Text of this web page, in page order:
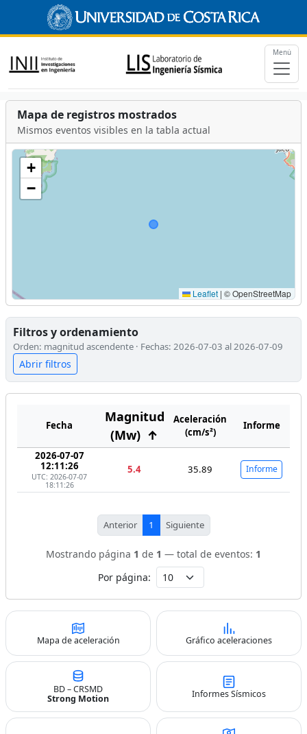
Menú
Mapa de registros mostrados
Mismos eventos visibles en la tabla actual
+
−
Leaflet | © OpenStreetMap
Filtros y ordenamiento
Orden: magnitud ascendente · Fechas: 2026-07-03 al 2026-07-09
Abrir filtros
Fecha
Magnitud
(Mw) ↑
Aceleración
(cm/s²)
Informe
2026-07-07
12:11:26
UTC: 2026-07-07
18:11:26
5.4 35.89 Informe
Anterior 1 Siguiente
Mostrando página 1 de 1 — total de eventos: 1
Por página:
Mapa de aceleración Gráfico aceleraciones
BD – CRSMD
Strong Motion
Informes Sísmicos